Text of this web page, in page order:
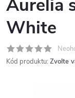
Aurelia
White
Kód produktu: Zvolte